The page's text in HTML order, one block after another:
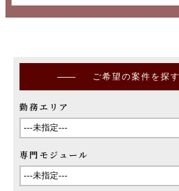
ご希望の案件を探す
勤務エリア
専門モジュール